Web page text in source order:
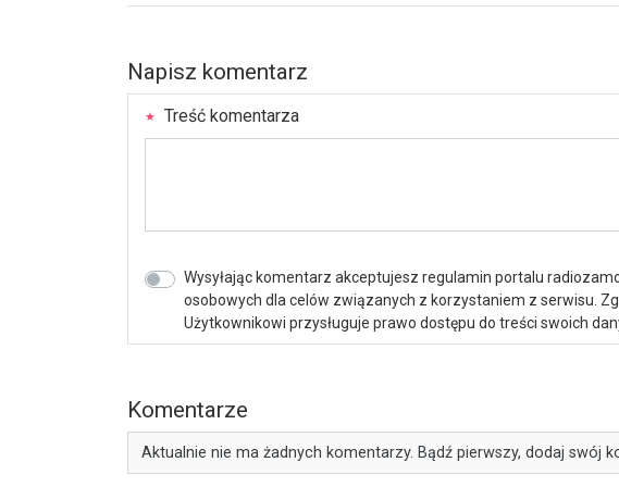
Napisz komentarz
Treść komentarza
Wysyłając komentarz akceptujesz regulamin portalu
osobowych dla celów związanych z korzystaniem z serwisu.
Użytkownikowi przysługuje prawo dostępu do treści swoich
Komentarze
Aktualnie nie ma żadnych komentarzy. Bądź pierwszy, dodaj swój